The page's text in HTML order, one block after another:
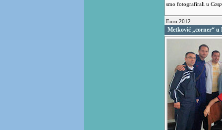
smo fotografirali u
Euro 2012
Metković „corner“ u